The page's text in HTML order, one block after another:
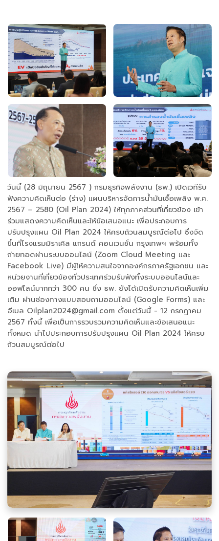
วันนี้ (28 มิถุนายน 2567 ) กรมธุรกิจพลังงาน (ธพ.) เปิดเวทีรับ
ฟังความคิดเห็นต่อ (ร่าง) แผนบริหารจัดการน้ำมันเชื้อเพลิง พ.ศ.
2567 – 2580 (Oil Plan 2024) ให้ทุกภาคส่วนที่เกี่ยวข้อง เข้า
ร่วมแสดงความคิดเห็นและให้ข้อเสนอแนะ เพื่อประกอบการ
ปรับปรุงแผน Oil Plan 2024 ให้ครบถ้วนสมบูรณ์ต่อไป ซึ่งจัด
ขึ้นที่โรงแรมมิราเคิล แกรนด์ คอนเวนชั่น กรุงเทพฯ พร้อมทั้ง
ถ่ายทอดผ่านระบบออนไลน์ (Zoom Cloud Meeting และ
Facebook Live) มีผู้ให้ความสนใจจากองค์กรภาครัฐเอกชน และ
หน่วยงานที่เกี่ยวข้องทั่วประเทศร่วมรับฟังทั้งระบบออนไลน์และ
ออฟไลน์มากกว่า 300 คน ซึ่ง ธพ. ยังได้เปิดรับความคิดเห็นเพิ่ม
เติม ผ่านช่องทางแบบสอบถามออนไลน์ (Google Forms) และ
อีเมล Oilplan2024@gmail.com ตั้งแต่วันนี้ - 12 กรกฎาคม
2567 ทั้งนี้ เพื่อเป็นการรวบรวมความคิดเห็นและข้อเสนอแนะ
ทั้งหมด นำไปประกอบการปรับปรุงแผน Oil Plan 2024 ให้ครบ
ถ้วนสมบูรณ์ต่อไป